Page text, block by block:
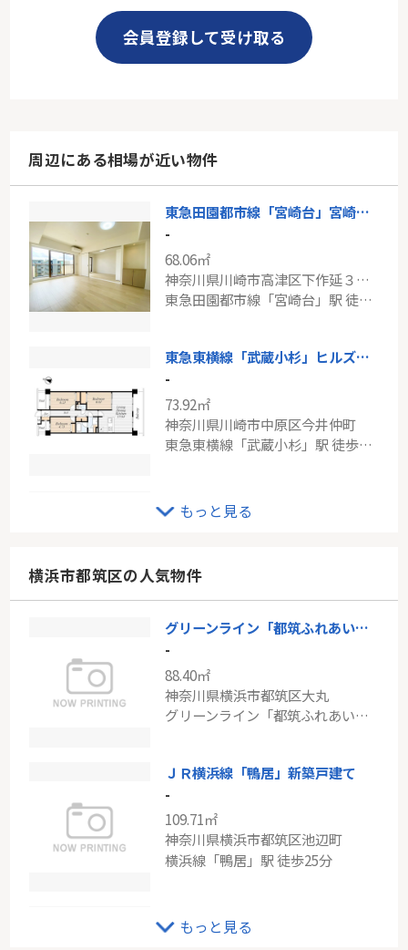
会員登録して受け取る
周辺にある相場が近い物件
東急田園都市線「宮崎台」宮崎台東スカイマンション
-
68.06㎡
神奈川県川崎市高津区下作延３丁目
東急田園都市線「宮崎台」駅 徒歩9分
東急東横線「武蔵小杉」ヒルズ武蔵小杉
-
73.92㎡
神奈川県川崎市中原区今井仲町
東急東横線「武蔵小杉」駅 徒歩7分
-
神奈川県川崎市高津区蟹ケ谷
69.60㎡
もっと見る
横浜市都筑区の人気物件
グリーンライン「都筑ふれあいの丘」メゾン桜が丘11号棟
-
88.40㎡
神奈川県横浜市都筑区大丸
グリーンライン「都筑ふれあいの丘」駅 徒歩9分
ＪＲ横浜線「鴨居」新築戸建て
-
109.71㎡
神奈川県横浜市都筑区池辺町
横浜線「鴨居」駅 徒歩25分
-
もっと見る